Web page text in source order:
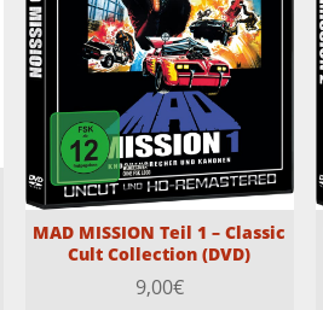
MAD MISSION Teil 1 – Classic
Cult Collection (DVD)
9,00€